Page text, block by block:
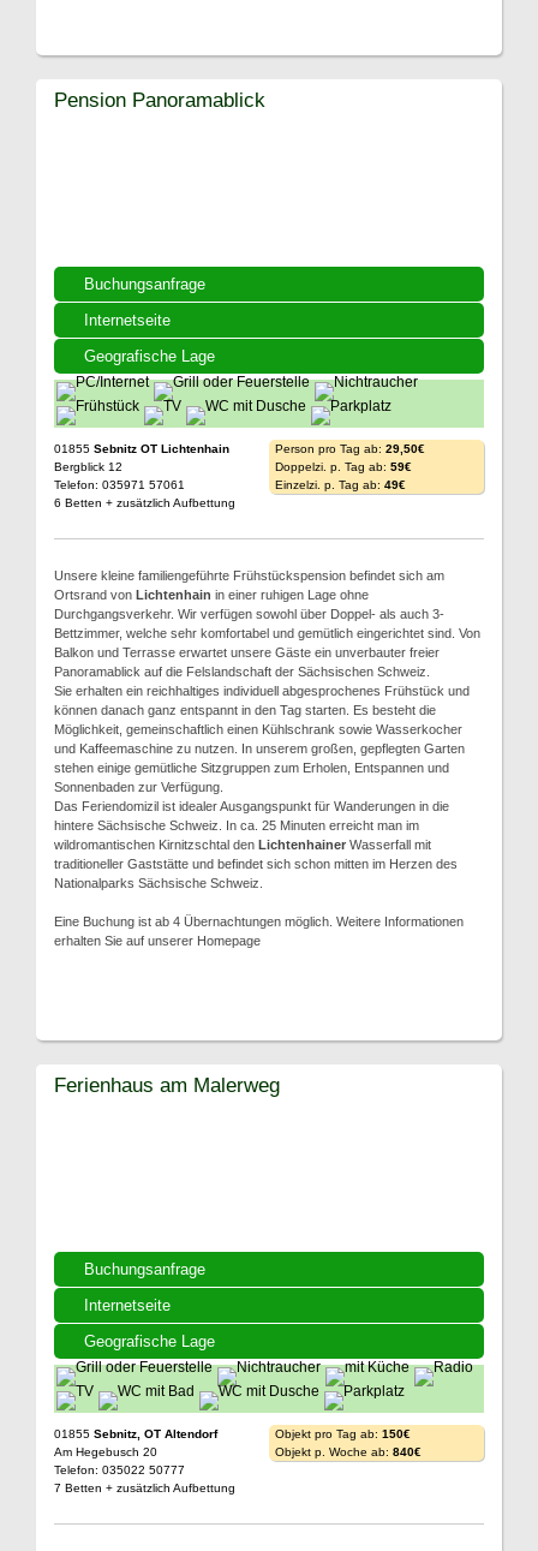
Buchungsanfrage
Internetseite
Geografische Lage
Pension Panoramablick
01855 Sebnitz OT Lichtenhain
Bergblick 12
Telefon: 035971 57061
6 Betten + zusätzlich Aufbettung
Person pro Tag ab: 29,50€
Doppelzi. p. Tag ab: 59€
Einzelzi. p. Tag ab: 49€
Unsere kleine familiengeführte Frühstückspension befindet sich am
Ortsrand von Lichtenhain in einer ruhigen Lage ohne
Durchgangsverkehr. Wir verfügen sowohl über Doppel- als auch 3-
Bettzimmer, welche sehr komfortabel und gemütlich eingerichtet sind. Von
Balkon und Terrasse erwartet unsere Gäste ein unverbauter freier
Panoramablick auf die Felslandschaft der Sächsischen Schweiz.
Sie erhalten ein reichhaltiges individuell abgesprochenes Frühstück und
können danach ganz entspannt in den Tag starten. Es besteht die
Möglichkeit, gemeinschaftlich einen Kühlschrank sowie Wasserkocher
und Kaffeemaschine zu nutzen. In unserem großen, gepflegten Garten
stehen einige gemütliche Sitzgruppen zum Erholen, Entspannen und
Sonnenbaden zur Verfügung.
Das Feriendomizil ist idealer Ausgangspunkt für Wanderungen in die
hintere Sächsische Schweiz. In ca. 25 Minuten erreicht man im
wildromantischen Kirnitzschtal den Lichtenhainer Wasserfall mit
traditioneller Gaststätte und befindet sich schon mitten im Herzen des
Nationalparks Sächsische Schweiz.
Eine Buchung ist ab 4 Übernachtungen möglich. Weitere Informationen
erhalten Sie auf unserer Homepage
Buchungsanfrage
Internetseite
Geografische Lage
Ferienhaus am Malerweg
01855 Sebnitz, OT Altendorf
Am Hegebusch 20
Telefon: 035022 50777
7 Betten + zusätzlich Aufbettung
Objekt pro Tag ab: 150€
Objekt p. Woche ab: 840€